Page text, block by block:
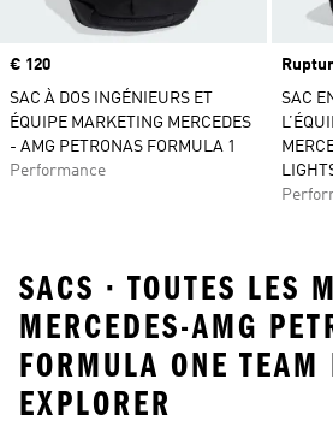
Prix
€ 120
SAC À DOS INGÉNIEURS ET
ÉQUIPE MARKETING MERCEDES
- AMG PETRONAS FORMULA 1
Performance
SAC
SACS · TOUTES LES
MERCEDES-AMG
FORMULA ONE TEAM
EXPLORER